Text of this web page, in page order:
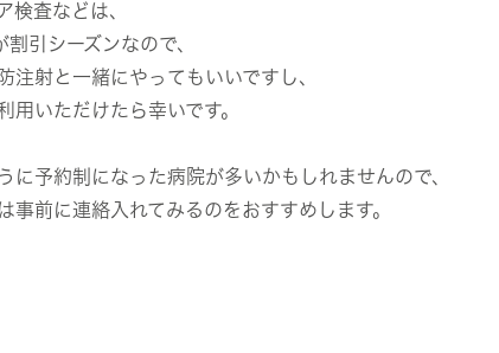
検査などは、
引シーズンなので、
注射と一緒にやってもいいですし、
用いただけたら幸いです。
に予約制になった病院が多いかもしれませんので、
事前に連絡入れてみるのをおすすめします。